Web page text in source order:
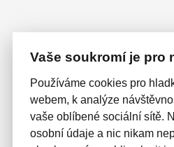
Vaše soukromí je pro
Používáme cookies pro
webem, k analýze
vaše oblíbené sociální sítě.
osobní údaje a nic nikam